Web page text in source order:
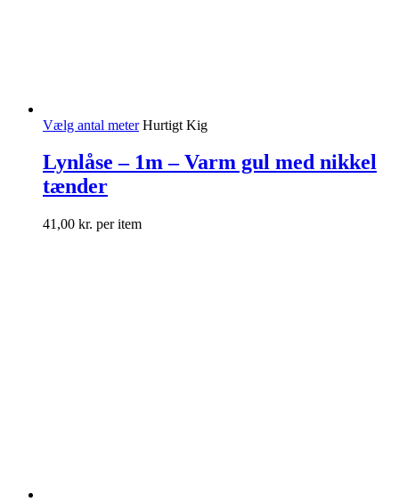
Vælg antal meter Hurtigt Kig
Lynlåse – 1m – Varm gul med nikkel
tænder
41,00 kr. per item